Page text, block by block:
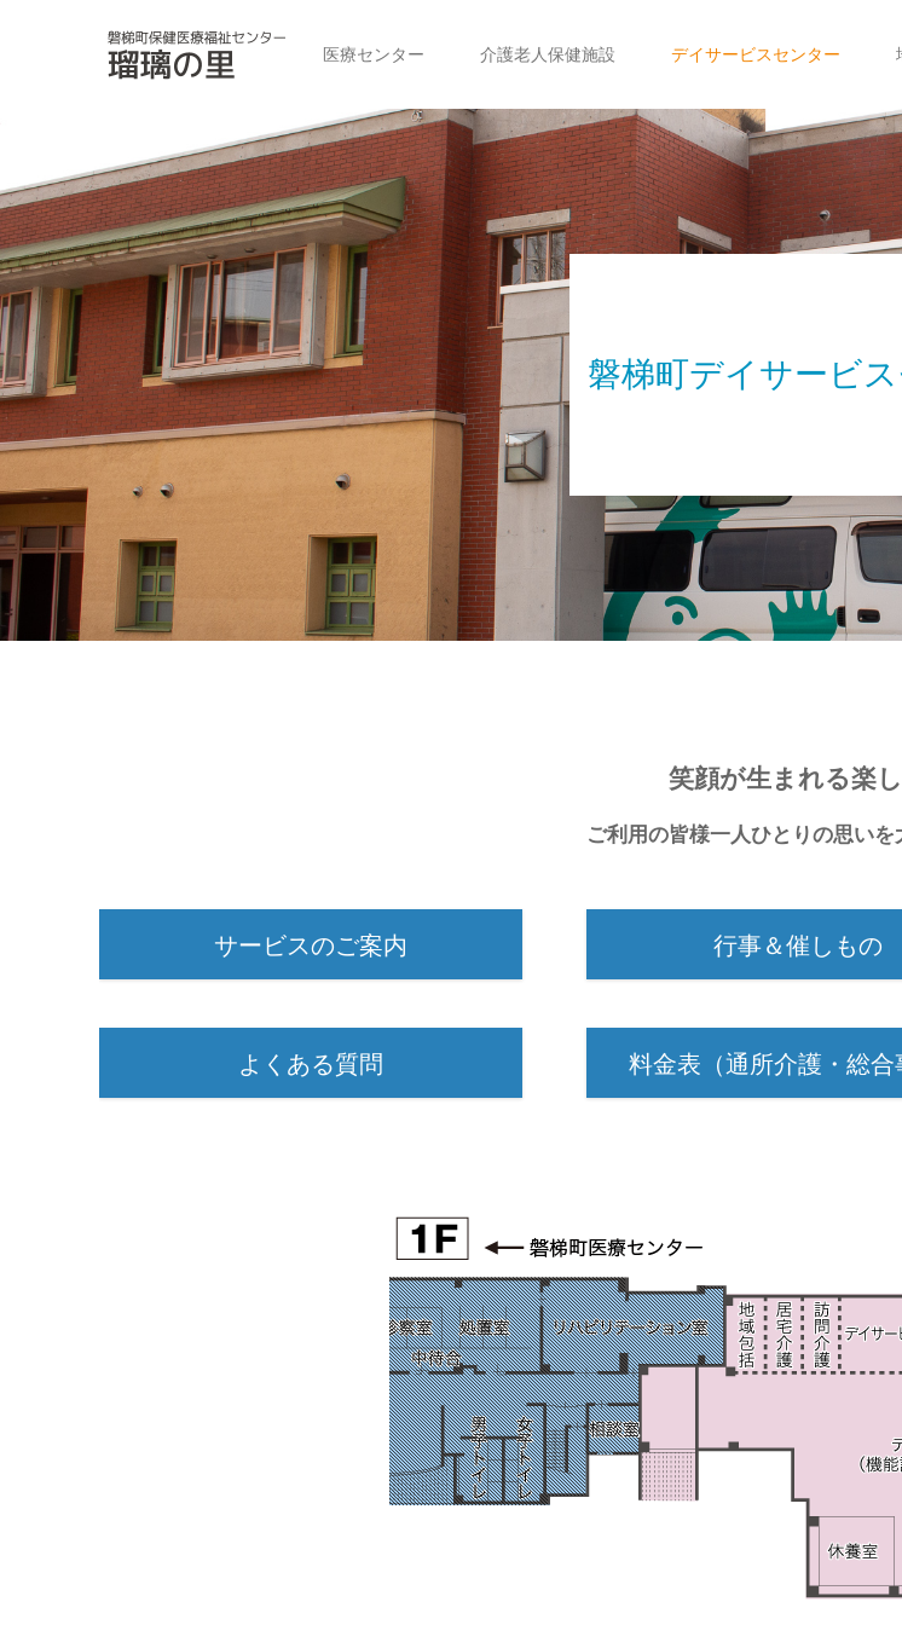
医療センター 介護老人保健施設 デイサービスセンター
磐梯町デイサービ
笑顔が生まれる楽
ご利用の皆様一人ひとりの思いを
サービスのご案内
よくある質問
行事＆催しもの
料金表（通所介護・総合